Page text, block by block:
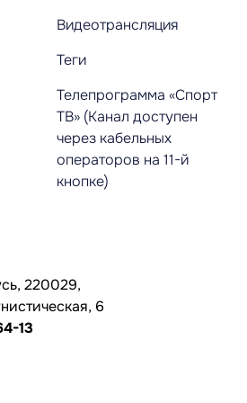
Видеотрансляция
Теги
Телепрограмма «Спорт
ТВ» (Канал доступен
через кабельных
операторов на 11-й
кнопке)
220029,
6
13